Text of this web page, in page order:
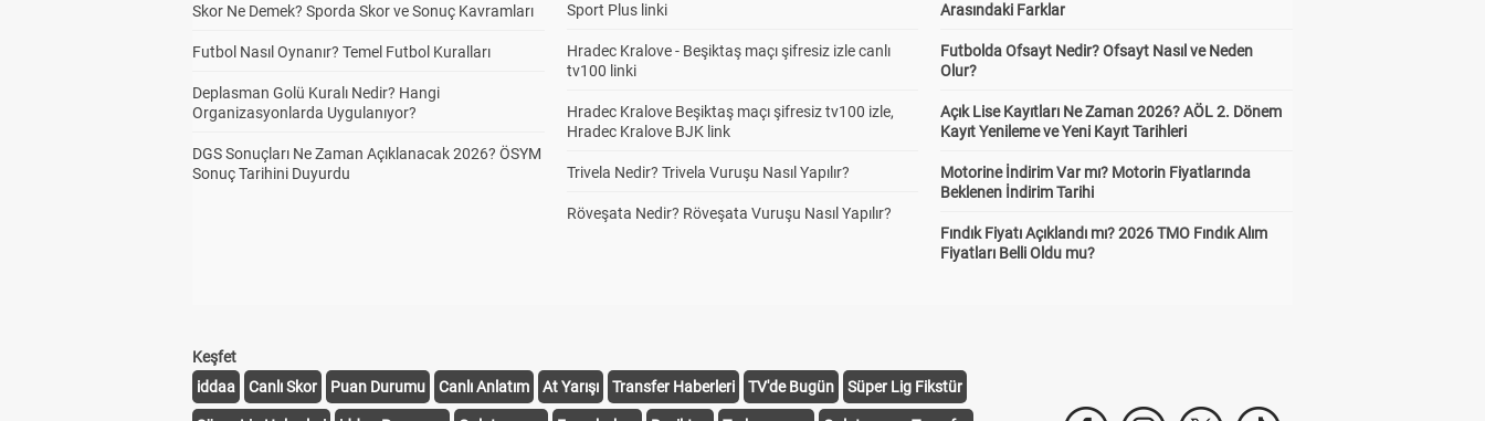
Skor Ne Demek? Sporda Skor ve Sonuç Kavramları
Futbol Nasıl Oynanır? Temel Futbol Kuralları
Deplasman Golü Kuralı Nedir? Hangi
Organizasyonlarda Uygulanıyor?
DGS Sonuçları Ne Zaman Açıklanacak 2026? ÖSYM
Sonuç Tarihini Duyurdu
Sport Plus linki
Hradec Kralove - Beşiktaş maçı şifresiz izle canlı
tv100 linki
Hradec Kralove Beşiktaş maçı şifresiz tv100 izle,
Hradec Kralove BJK link
Trivela Nedir? Trivela Vuruşu Nasıl Yapılır?
Röveşata Nedir? Röveşata Vuruşu Nasıl Yapılır?
Arasındaki Farklar
Futbolda Ofsayt Nedir? Ofsayt Nasıl ve Neden
Olur?
Açık Lise Kayıtları Ne Zaman 2026? AÖL 2. Dönem
Kayıt Yenileme ve Yeni Kayıt Tarihleri
Motorine İndirim Var mı? Motorin Fiyatlarında
Beklenen İndirim Tarihi
Fındık Fiyatı Açıklandı mı? 2026 TMO Fındık Alım
Fiyatları Belli Oldu mu?
Keşfet
iddaa
Canlı Skor Puan Durumu Canlı Anlatım At Yarışı Transfer Haberleri TV'de Bugün Süper Lig Fikstür